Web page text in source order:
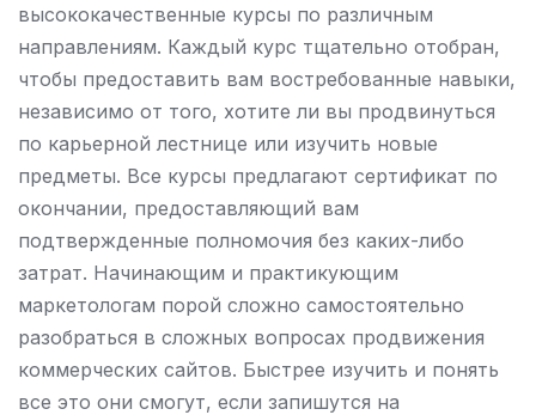
высококачественные курсы по различным
направлениям. Каждый курс тщательно отобран,
чтобы предоставить вам востребованные навыки,
независимо от того, хотите ли вы продвинуться
по карьерной лестнице или изучить новые
предметы. Все курсы предлагают сертификат по
окончании, предоставляющий вам
подтвержденные полномочия без каких-либо
затрат. Начинающим и практикующим
маркетологам порой сложно самостоятельно
разобраться в сложных вопросах продвижения
коммерческих сайтов. Быстрее изучить и понять
все это они смогут, если запишутся на